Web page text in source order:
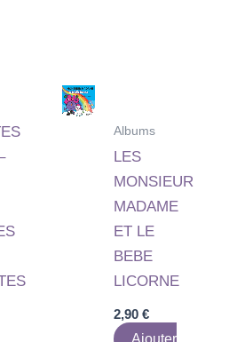
Albums
LES
MONSIEUR
MADAME
ET LE
BEBE
LICORNE
2,90 €
Ajouter